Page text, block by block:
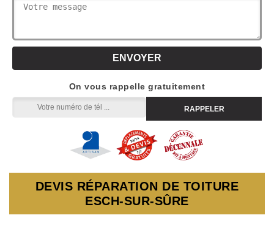
On vous rappelle gratuitement
DEVIS RÉPARATION DE TOITURE
ESCH-SUR-SÛRE